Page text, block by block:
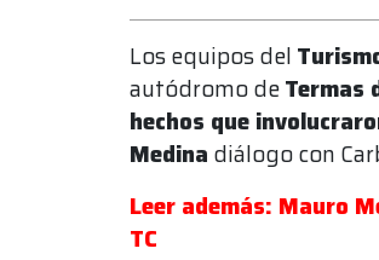
Los equipos del
autódromo deTermas
hechos que
Medina diálogo con
Leer además: Mauro
TC